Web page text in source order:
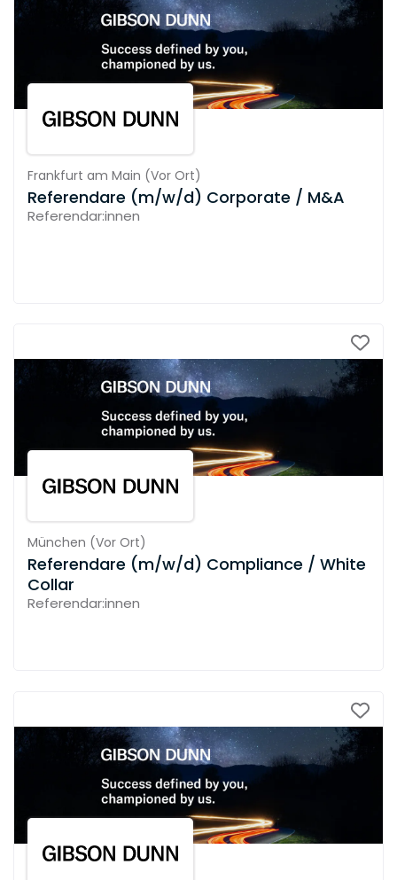
Frankfurt am Main (Vor Ort)
Referendare (m/w/d) Corporate / M&A
Referendar:innen
München (Vor Ort)
Referendare (m/w/d) Compliance / White
Collar
Referendar:innen